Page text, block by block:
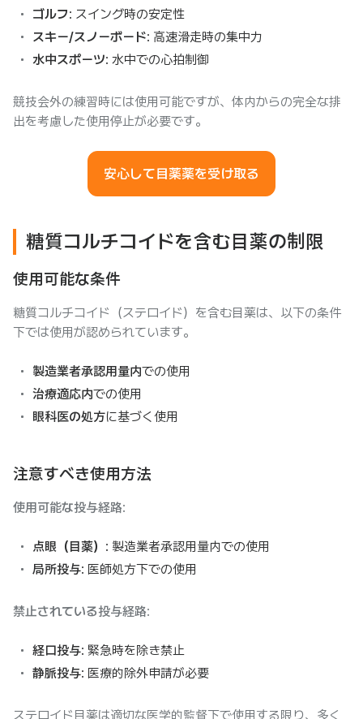
ゴルフ: スイング時の安定性
スキー/スノーボード: 高速滑走時の集中力
水中スポーツ: 水中での心拍制御
競技会外の練習時には使用可能ですが、体内からの完全な排
出を考慮した使用停止が必要です。
安心して目薬薬を受け取る
糖質コルチコイドを含む目薬の制限
使用可能な条件
糖質コルチコイド（ステロイド）を含む目薬は、以下の条件
下では使用が認められています。
製造業者承認用量内での使用
治療適応内での使用
眼科医の処方に基づく使用
注意すべき使用方法
使用可能な投与経路:
点眼（目薬） : 製造業者承認用量内での使用
局所投与: 医師処方下での使用
禁止されている投与経路:
経口投与: 緊急時を除き禁止
静脈投与: 医療的除外申請が必要
ステロイド目薬は適切な医学的監督下で使用する限り、多く